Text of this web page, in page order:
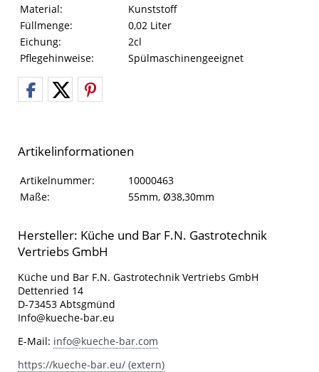
Material:
Kunststoff
Füllmenge:
0,02 Liter
Eichung:
2cl
Pflegehinweise:
Spülmaschinengeeignet
Artikelinformationen
Artikelinformationen
Eigenschaft Wert
Artikelnummer:
10000463
Maße:
55mm, Ø38,30mm
Hersteller: Küche und Bar F.N. Gastrotechnik
Vertriebs GmbH
Küche und Bar F.N. Gastrotechnik Vertriebs GmbH
Dettenried 14
D-73453 Abtsgmünd
Info@kueche-bar.eu
E-Mail: info@kueche-bar.com
https://kueche-bar.eu/ (extern)